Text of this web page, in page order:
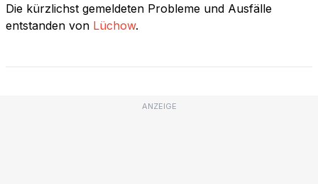
Die kürzlichst gemeldeten Probleme und Ausfälle
entstanden von Lüchow.
ANZEIGE